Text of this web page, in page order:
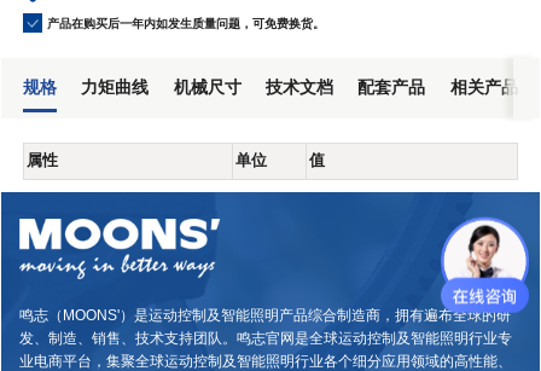
产品在购买后一年内如发生质量问题，可免费换货。
规格 力矩曲线 机械尺寸 技术文档 配套产品 相关产品
属性 单位 值
鸣志（MOONS'）是运动控制及智能照明产品综合制造商，拥有遍布全球的研
发、制造、销售、技术支持团队。鸣志官网是全球运动控制及智能照明行业专
业电商平台，集聚全球运动控制及智能照明行业各个细分应用领域的高性能、